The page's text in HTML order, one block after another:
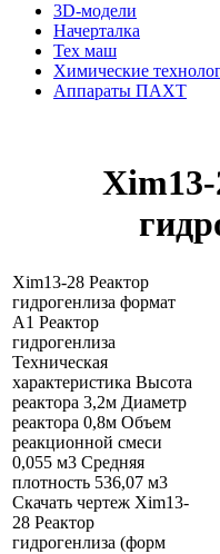
3D-модели
Начерталка
Тех маш
Химические
Аппараты ПАХТ
Xim13-
Xim13-28 Реактор
гидрогенлиза формат
А1 Реактор
гидрогенлиза
Техническая
характеристика Высота
реактора 3,2м Диаметр
реактора 0,8м Объем
реакционной смеси
0,055 м3 Средняя
плотность 536,07 м3
Скачать чертеж Xim13-
28 Реактор
гидрогенлиза (форм